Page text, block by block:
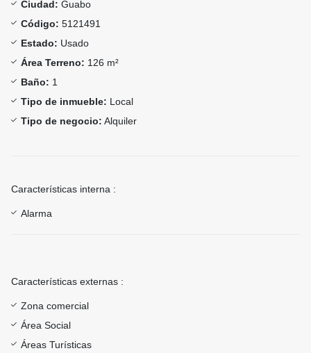
Ciudad: Guabo
Código: 5121491
Estado: Usado
Área Terreno: 126 m²
Baño: 1
Tipo de inmueble: Local
Tipo de negocio: Alquiler
Características interna :
Alarma
Características externas :
Zona comercial
Área Social
Áreas Turísticas